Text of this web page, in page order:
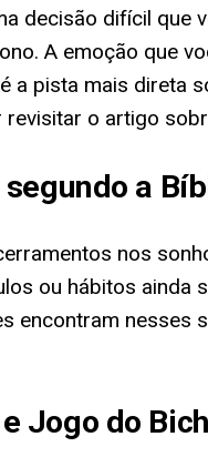
decisão difícil que
A emoção que
a pista mais direta
revisitar o artigo
a
nos
ou hábitos
encontram nesses
Jogo do